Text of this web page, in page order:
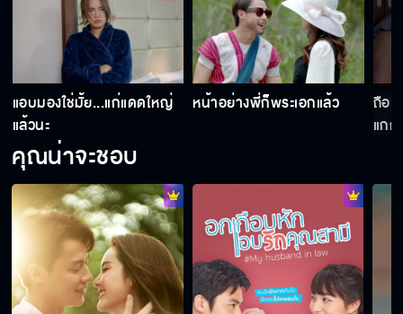
แอบมองใช่มั้ย...แก่แดดใหญ่
แล้วนะ
หน้าอย่างพี่ก็พระเอกแล้ว
ถือว่
แกก็
คุณน่าจะชอบ